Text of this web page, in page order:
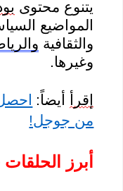
يتنوع محتوى
المواضيع
والثقافية
وغيرها.
إقرأ أيضاً:
من جوجل!
أبرز